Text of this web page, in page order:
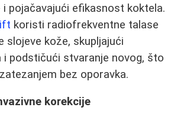
pojačavajući efikasnost koktela.
koristi radiofrekventne talase
slojeve kože, skupljajući
i podstičući stvaranje novog, što
bez oporavka.
korekcije